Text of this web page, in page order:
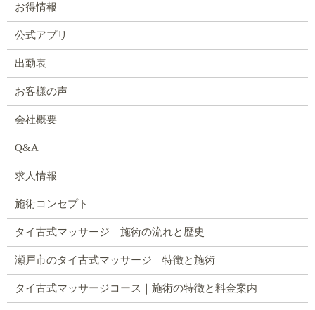
お得情報
公式アプリ
出勤表
お客様の声
会社概要
Q&A
求人情報
施術コンセプト
タイ古式マッサージ｜施術の流れと歴史
瀬戸市のタイ古式マッサージ｜特徴と施術
タイ古式マッサージコース｜施術の特徴と料金案内